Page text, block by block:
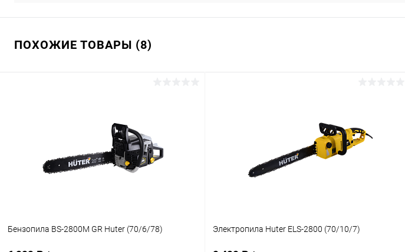
ПОХОЖИЕ ТОВАРЫ (8)
Бензопила BS-2800M GR Huter (70/6/78) Электропила Huter ELS-2800 (70/10/7)